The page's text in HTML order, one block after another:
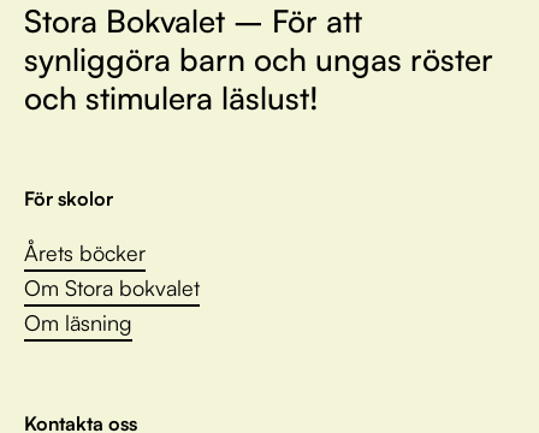
Stora Bokvalet – För att
synliggöra barn och ungas röster
och stimulera läslust!
För skolor
Årets böcker
Om Stora bokvalet
Om läsning
Kontakta oss